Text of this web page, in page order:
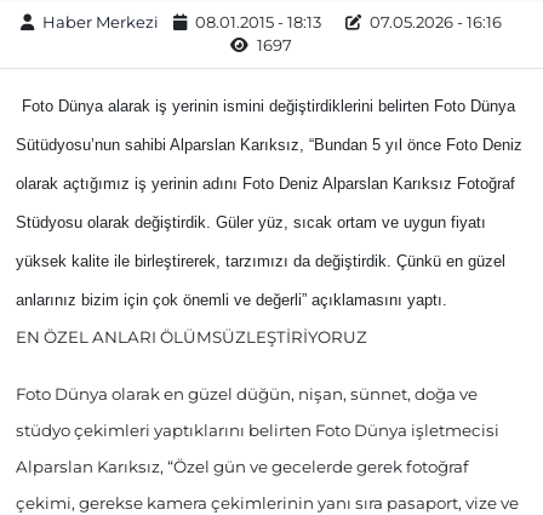
Haber Merkezi 08.01.2015 - 18:13
07.05.2026 - 16:16
1697
Foto Dünya alarak iş yerinin ismini değiştirdiklerini belirten Foto Dünya
Sütüdyosu’nun sahibi Alparslan Karıksız, “Bundan 5 yıl önce Foto Deniz
olarak açtığımız iş yerinin adını Foto Deniz Alparslan Karıksız Fotoğraf
Stüdyosu olarak değiştirdik. Güler yüz, sıcak ortam ve uygun fiyatı
yüksek kalite ile birleştirerek, tarzımızı da değiştirdik. Çünkü en güzel
anlarınız bizim için çok önemli ve değerli” açıklamasını yaptı.
EN ÖZEL ANLARI ÖLÜMSÜZLEŞTİRİYORUZ
Foto Dünya olarak en güzel düğün, nişan, sünnet, doğa ve
stüdyo çekimleri yaptıklarını belirten Foto Dünya işletmecisi
Alparslan Karıksız, “Özel gün ve gecelerde gerek fotoğraf
çekimi, gerekse kamera çekimlerinin yanı sıra pasaport, vize ve